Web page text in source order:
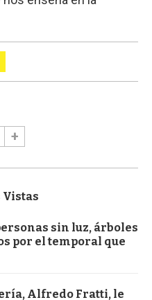
Vistas
sin luz, árboles
por el temporal que
Alfredo Fratti, le